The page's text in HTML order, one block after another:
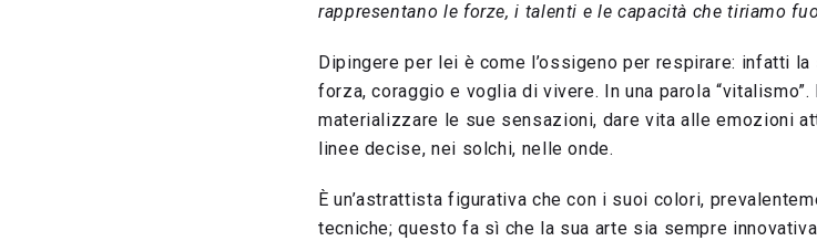
rappresentano le forze, i talenti e le capacità che tiriamo
Dipingere per lei è come l’ossigeno per respirare: infatti
forza, coraggio e voglia di vivere. In una parola
materializzare le sue sensazioni, dare vita alle emozioni
linee decise, nei solchi, nelle onde.
È un’astrattista figurativa che con i suoi colori,
tecniche; questo fa sì che la sua arte sia sempre